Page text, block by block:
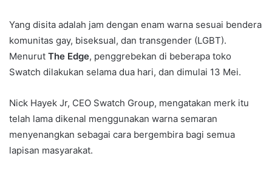
Yang disita adalah jam dengan enam warna sesuai bendera
komunitas gay, biseksual, dan transgender (LGBT).
Menurut The Edge, penggrebekan di beberapa toko
Swatch dilakukan selama dua hari, dan dimulai 13 Mei.
Nick Hayek Jr, CEO Swatch Group, mengatakan merk itu
telah lama dikenal menggunakan warna semaran
menyenangkan sebagai cara bergembira bagi semua
lapisan masyarakat.